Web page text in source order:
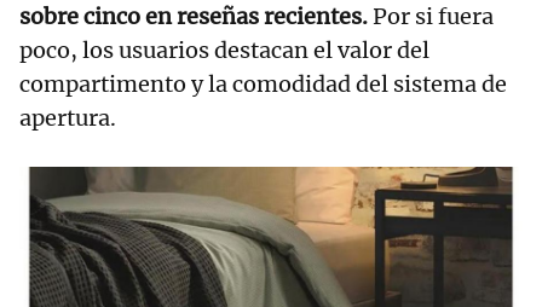
sobre cinco en reseñas recientes.Por si fuera
poco, los usuarios destacan el valor del
compartimento y la comodidad del sistema de
apertura.